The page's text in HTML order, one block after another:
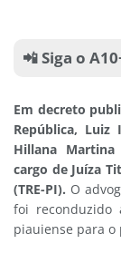
📲 Siga o
Em decreto
República, Luiz
Hillana
cargo de Juíza
(TRE-PI). O
foi reconduzido
piauiense para